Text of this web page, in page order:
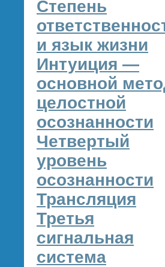
Степень
и язык жизни
Интуиция —
основной
целостной
осознанности
Четвертый
уровень
осознанности
Трансляция
Третья
сигнальная
система